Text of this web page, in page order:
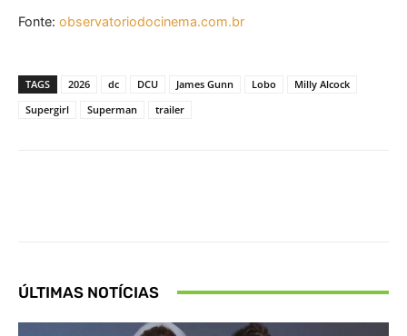
Fonte: observatoriodocinema.com.br
TAGS 2026 dc DCU James Gunn Lobo
Milly Alcock
Supergirl
Superman trailer
ÚLTIMAS NOTÍCIAS